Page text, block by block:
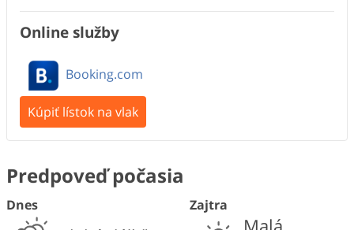
Online služby
Booking.com
Kúpiť lístok na vlak
Predpoveď počasia
Dnes Zajtra